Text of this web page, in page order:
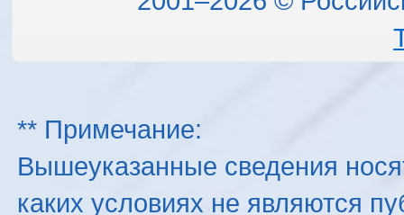
** Примечание:
Вышеуказанные сведения
каких условиях не являются